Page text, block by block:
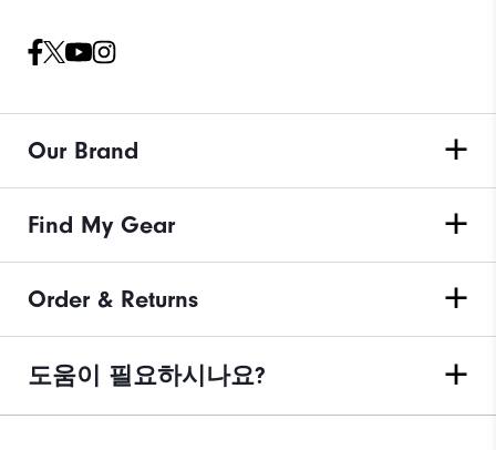
Our Brand
Find My Gear
Order & Returns
도움이 필요하시나요?